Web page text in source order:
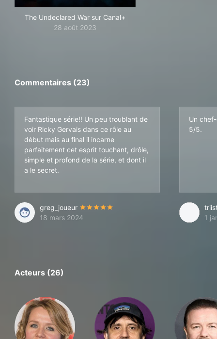
The Undeclared War sur Canal+
28 août 2023
Commentaires (23)
Fantastique série!! Un peu troublant de
voir Ricky Gervais dans ce rôle au
début mais au final il incarne
parfaitement cet esprit touchant, drôle,
simple et profond de la série, et dont il
a le secret.
greg_joueur
18 mars 2024
Un
5/5.
1
Acteurs (26)